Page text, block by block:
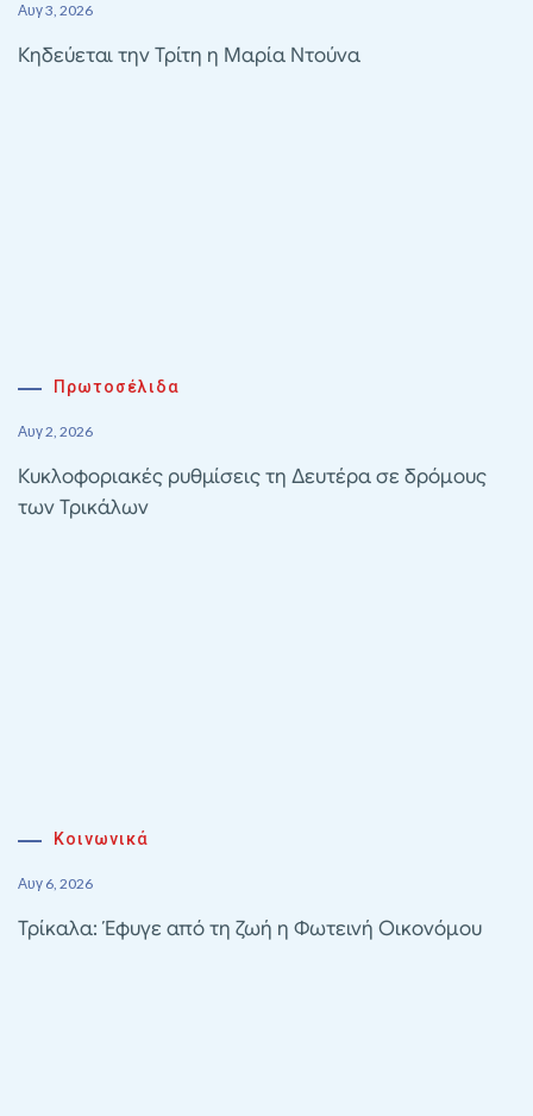
Αυγ 3, 2026
Κηδεύεται την Τρίτη η Μαρία Ντούνα
Πρωτοσέλιδα
Αυγ 2, 2026
Κυκλοφοριακές ρυθμίσεις τη Δευτέρα σε δρόμους
των Τρικάλων
Κοινωνικά
Αυγ 6, 2026
Τρίκαλα: Έφυγε από τη ζωή η Φωτεινή Οικονόμου